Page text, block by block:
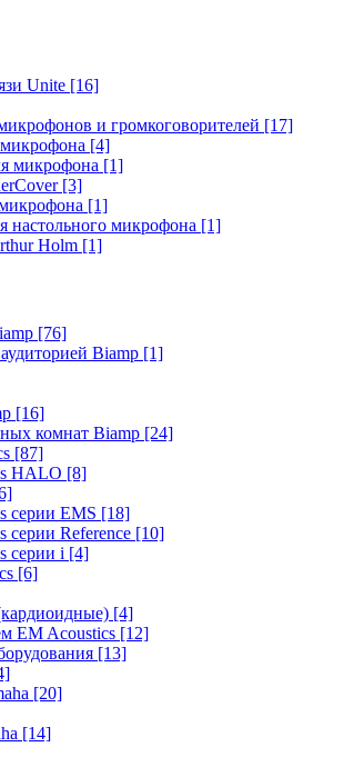
Unite [16]
и громкоговорителей [17]
[4]
микрофона [1]
[3]
[1]
настольного микрофона [1]
Holm [1]
[76]
Biamp [1]
[16]
комнат Biamp [24]
[87]
HALO [8]
серии EMS [18]
серии Reference [10]
серии i [4]
[6]
[4]
EM Acoustics [12]
[13]
[20]
[14]